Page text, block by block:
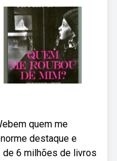
quem me
destaque e
6 milhões de livros